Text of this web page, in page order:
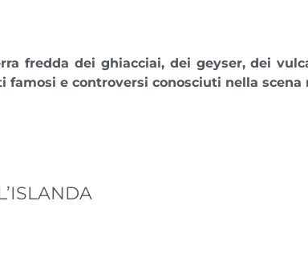
fredda dei ghiacciai, dei geyser, dei
famosi e controversi conosciuti nella scena